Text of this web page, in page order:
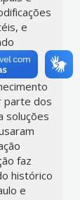
e
que,
de
parte dos
soluções
faz
histórico
e